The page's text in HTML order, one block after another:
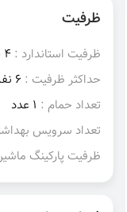
ظرفیت
ظرفیت استاندارد : 4 نفر
حداکثر ظرفیت : 6 نفر
تعداد حمام : 1 عدد
تعداد سرویس
ظرفیت پارکینگ